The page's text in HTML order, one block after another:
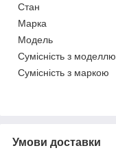
Стан
Марка
Модель
Сумісність з моделлю
Сумісність з маркою
Умови доставки